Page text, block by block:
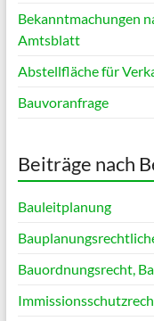
Bekanntmachungen
Amtsblatt
Abstellfläche für
Bauvoranfrage
Beiträge nach
Bauleitplanung
Bauordnungsrecht,